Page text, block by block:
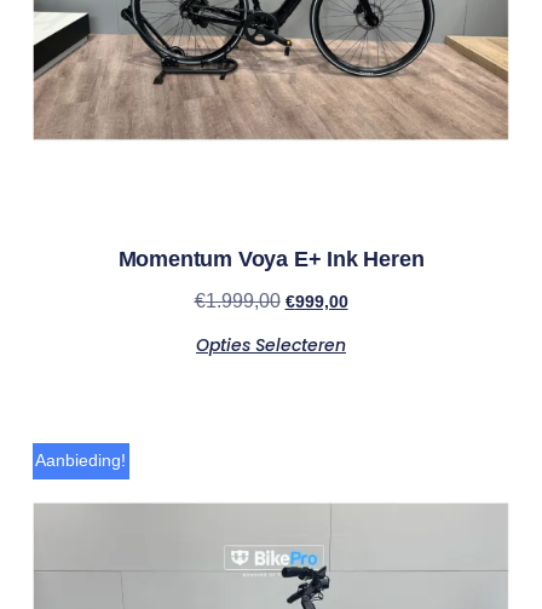
Momentum Voya E+ Ink Heren
€1.999,00 €999,00
Opties Selecteren
Aanbieding!